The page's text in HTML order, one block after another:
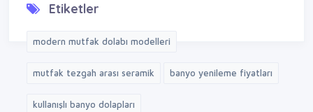
Etiketler
modern mutfak dolabı modelleri
mutfak tezgah arası seramik banyo yenileme fiyatları
kullanışlı banyo dolapları